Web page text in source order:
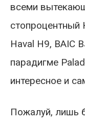
всеми
стопроцентный
Haval H9, BAIC
парадигме
интересное и
Пожалуй, лишь